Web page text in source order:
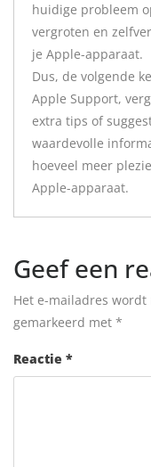
huidige probleem
vergroten en
je Apple-apparaat.
Dus, de volgende
Apple Support,
extra tips of
waardevolle
hoeveel meer
Apple-apparaat.
Geef een
Het e-mailadres
gemarkeerd met *
Reactie *